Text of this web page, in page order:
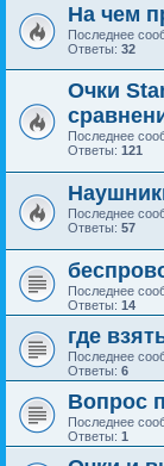
На чем
Последнее
Ответы: 32
Очки
Последнее
Ответы: 121
Последнее
Ответы: 57
Последнее
Ответы: 14
где
Последнее
Ответы: 6
Вопрос
Последнее
Ответы: 1